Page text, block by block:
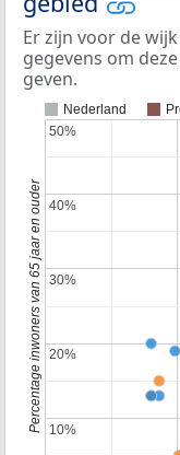
Er zijn voor de
gegevens om
geven.
Nederland
10%
10%
20%
20%
30%
30%
40%
40%
50%
50%
Percentage inwoners van 65 jaar en ouder